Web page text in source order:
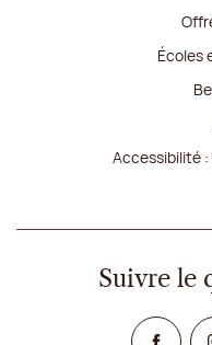
Écoles
Accessibilité
Suivre le